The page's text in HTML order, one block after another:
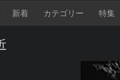
新着 カテゴリー 特集